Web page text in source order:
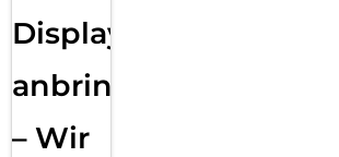
Displayfolie
anbringen
– Wir